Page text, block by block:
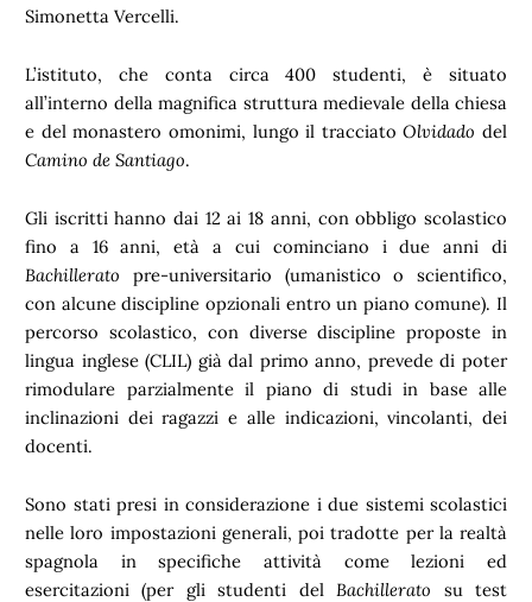
Simonetta Vercelli.
L’istituto, che conta circa 400 studenti, è situato
all’interno della magnifica struttura medievale della chiesa
e del monastero omonimi, lungo il tracciatoOlvidado del
Camino de Santiago.
Gli iscritti hanno dai 12 ai 18 anni, con obbligo scolastico
fino a 16 anni, età a cui cominciano i due anni di
Bachillerato pre-universitario (umanistico o scientifico,
con alcune discipline opzionali entro un piano comune). Il
percorso scolastico, con diverse discipline proposte in
lingua inglese (CLIL) già dal primo anno, prevede di poter
rimodulare parzialmente il piano di studi in base alle
inclinazioni dei ragazzi e alle indicazioni, vincolanti, dei
docenti.
Sono stati presi in considerazione i due sistemi scolastici
nelle loro impostazioni generali, poi tradotte per la realtà
spagnola in specifiche attività come lezioni ed
esercitazioni (per gli studenti delBachillerato su test